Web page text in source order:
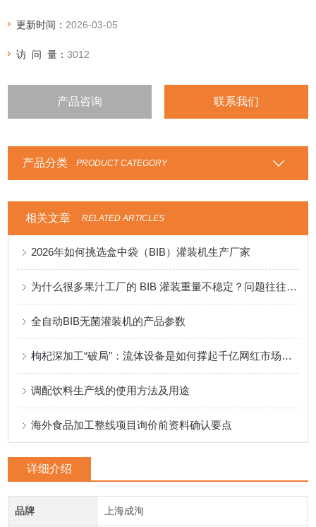
更新时间： 2026-03-05
访 问 量：3012
产品咨询 联系我们
产品分类 PRODUCT CATEGORY
相关文章 RELATED ARTICLES
2026年如何挑选盒中袋（BIB）灌装机生产厂家
为什么很多果汁工厂的 BIB 灌装重量不稳定？问题往往出在计量方式
全自动BIB无菌灌装机的产品参数
枸杞深加工“破局”：流体设备是如何撑起千亿网红市场的？
调配饮料生产线的使用方法及用途
海外食品加工整线项目询价前资料确认要点
详细介绍
品牌 上海成洵